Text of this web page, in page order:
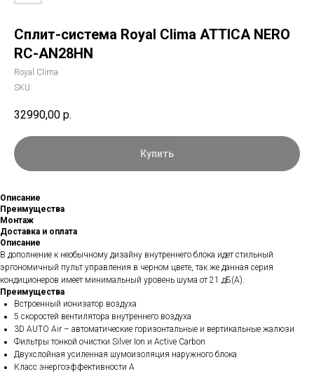
Сплит-система Royal Clima ATTICA NERO
RC-AN28HN
Royal Clima
SKU:
32990,00 р.
Купить
Описание
Преимущества
Монтаж
Доставка и оплата
Описание
В дополнение к необычному дизайну внутреннего блока идет стильный
эргономичный пульт управления в черном цвете, так же данная серия
кондиционеров имеет минимальный уровень шума от 21 дБ(А).
Преимущества
Встроенный ионизатор воздуха
5 скоростей вентилятора внутреннего воздуха
3D AUTO Air – автоматические горизонтальные и вертикальные жалюзи
Фильтры тонкой очистки Silver Ion и Active Carbon
Двухслойная усиленная шумоизоляция наружного блока
Класс энергоэффективности А